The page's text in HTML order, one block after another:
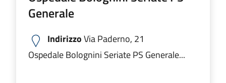
Generale
IndirizzoVia Paderno, 21
Ospedale Bolognini Seriate PS Generale...